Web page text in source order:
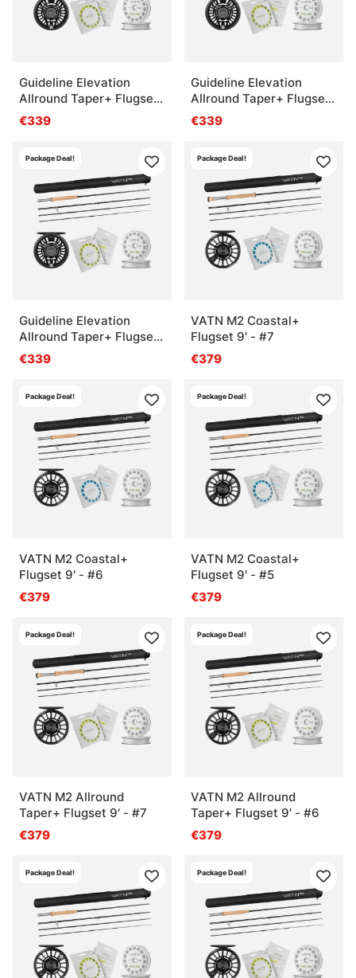
Guideline Elevation
Allround Taper+ Flugset
- #6
€339
Guideline Elevation
Allround Taper+ Flugset
- #5
€339
Package Deal!
Guideline Elevation
Allround Taper+ Flugset
- #4
€339
Package Deal!
VATN M2 Coastal+
Flugset 9' - #7
€379
Package Deal!
VATN M2 Coastal+
Flugset 9' - #6
€379
Package Deal!
VATN M2 Coastal+
Flugset 9' - #5
€379
Package Deal!
VATN M2 Allround
Taper+ Flugset 9' - #7
€379
Package Deal!
VATN M2 Allround
Taper+ Flugset 9' - #6
€379
Package Deal! Package Deal!